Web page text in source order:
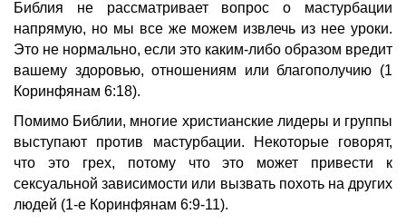
Библия не рассматривает вопрос о мастурбации
напрямую, но мы все же можем извлечь из нее уроки.
Это не нормально, если это каким-либо образом вредит
вашему здоровью, отношениям или благополучию (1
Коринфянам 6:18).
Помимо Библии, многие христианские лидеры и группы
выступают против мастурбации. Некоторые говорят,
что это грех, потому что это может привести к
сексуальной зависимости или вызвать похоть на других
людей (1-е Коринфянам 6:9-11).